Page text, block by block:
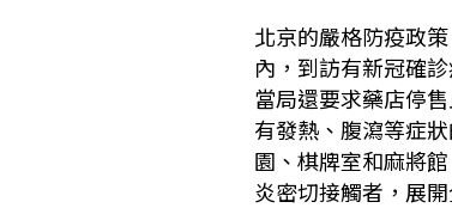
北京的嚴格防疫政
內，到訪有新冠確
當局還要求藥店停
有發熱、腹瀉等症
園、棋牌室和麻將
炎密切接觸者，展